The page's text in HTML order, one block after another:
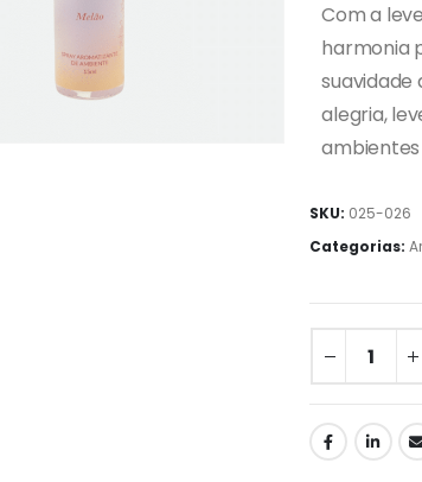
Com a
harmonia
suavidade
alegria,
SKU: 025-026
Categorias: